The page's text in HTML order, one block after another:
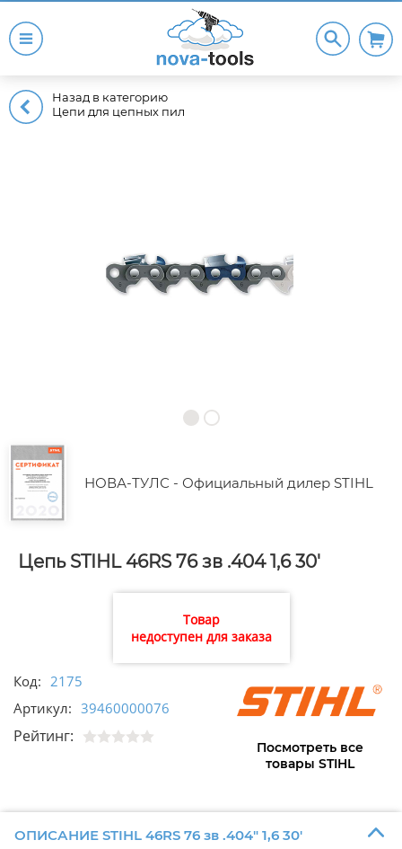
Назад в категорию
Цепи для цепных пил
НОВА-ТУЛС - Официальный дилер STIHL
Цепь STIHL 46RS 76 зв .404 1,6 30'
Товар
недоступен для заказа
Код: 2175
Артикул: 39460000076
Рейтинг:
Посмотреть все
товары STIHL
ОПИСАНИЕ STIHL 46RS 76 зв .404" 1,6 30'